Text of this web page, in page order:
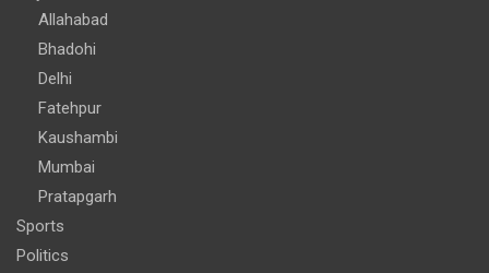
Allahabad
Bhadohi
Delhi
Fatehpur
Kaushambi
Mumbai
Pratapgarh
Sports
Politics